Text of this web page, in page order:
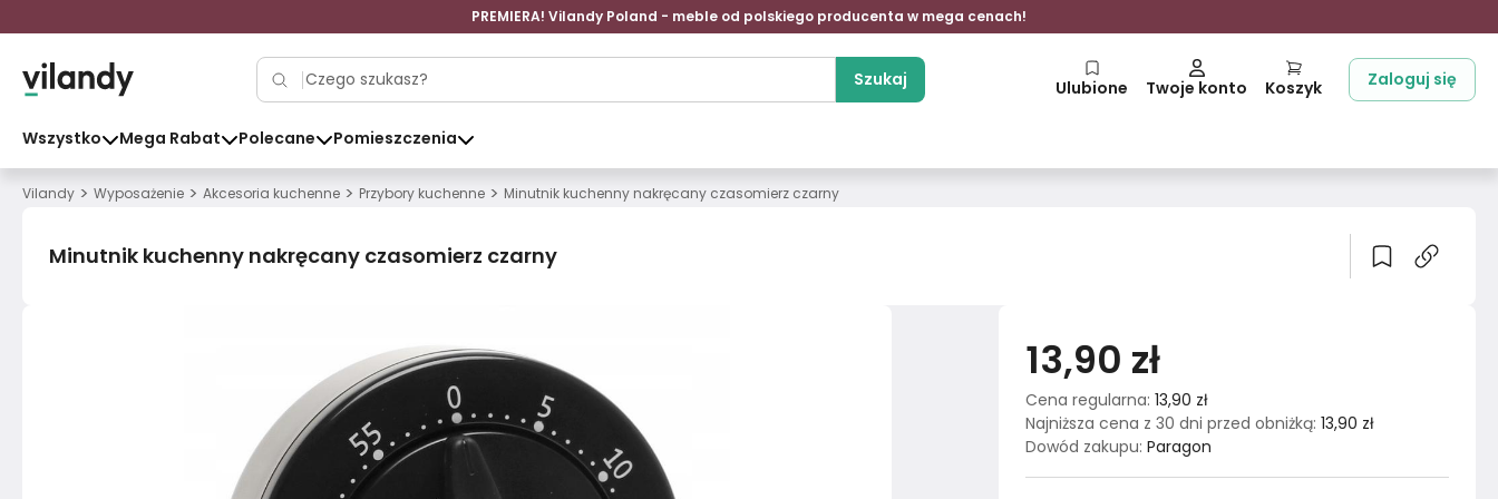
PREMIERA! Vilandy Poland - meble od polskiego producenta w mega cenach!
Szukaj Ulubione Twoje konto Koszyk Zaloguj się
Wszystko Mega Rabat Polecane Pomieszczenia
Vilandy > Wyposażenie > Akcesoria kuchenne > Przybory kuchenne > Minutnik kuchenny nakręcany czasomierz czarny
Minutnik kuchenny nakręcany czasomierz czarny
13,90 zł
Cena regularna: 13,90 zł
Najniższa cena z 30 dni przed obniżką: 13,90 zł
Dowód zakupu: Paragon